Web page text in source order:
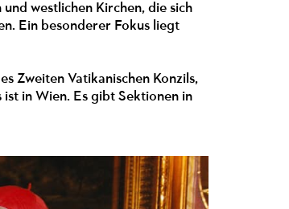
westlichen Kirchen, die sich
Ein besonderer Fokus liegt
Zweiten Vatikanischen Konzils,
in Wien. Es gibt Sektionen in